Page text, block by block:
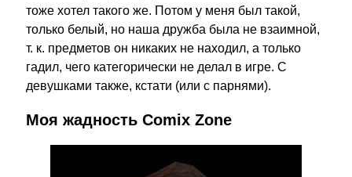
тоже хотел такого же. Потом у меня был такой,
только белый, но наша дружба была не взаимной,
т. к. предметов он никаких не находил, а только
гадил, чего категорически не делал в игре. С
девушками также, кстати (или с парнями).
Моя жадность Comix Zone